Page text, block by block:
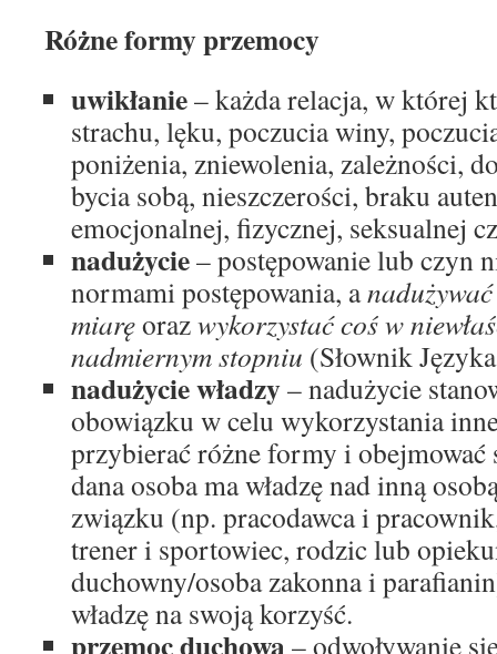
Różne formy przemocy
uwikłanie– każda relacja, w której
strachu, lęku, poczucia winy,
poniżenia, zniewolenia, zależności,
bycia sobą, nieszczerości, braku
emocjonalnej, fizycznej, seksualnej
nadużycie– postępowanie lub czyn
normami postępowania, a
miaręorazwykorzystać coś w
nadmiernym stopniu (Słownik
nadużycie władzy– nadużycie
obowiązku w celu wykorzystania
przybierać różne formy i
dana osoba ma władzę nad inną
związku (np. pracodawca i
trener i sportowiec, rodzic lub
duchowny/osoba zakonna i
władzę na swoją korzyść.
przemoc duchowa – odwoływanie